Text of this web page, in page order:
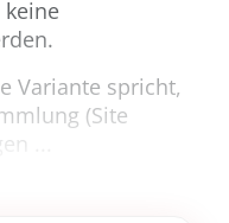
keine
Variante spricht,
(Site
...